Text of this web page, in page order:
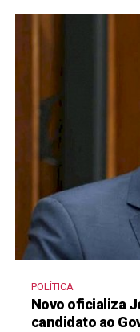
POLÍTICA
Novo oficializa
candidato ao